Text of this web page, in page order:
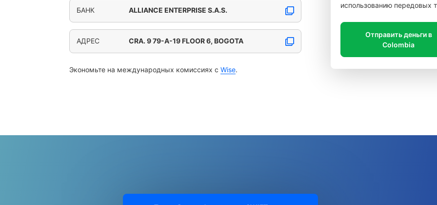
БАНК ALLIANCE ENTERPRISE S.A.S.
АДРЕС CRA. 9 79-A-19 FLOOR 6, BOGOTA
Экономьте на международных комиссиях с Wise.
использованию передовых
Отправить деньги в
Colombia